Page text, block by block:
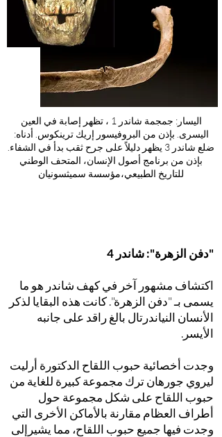
اليسار: جمجمة شاندر 1 ، تظهر إصابة في العين
اليسرى. بإذن من البروفيسور إريك ترينكوس. أدناه:
ضلع شاندر 3 يظهر دليلاً على جرح ثقب بدأ في الشفاء.
بإذن من برنامج أصول الإنسان، المتحف الوطني
للتاريخ الطبيعي،مؤسسة سميثسونيان
"دفن الزهرة": شاندر 4
اكتشاف مشهور آخر في كهف شاندر هو ما
يسمى بـ "دفن الزهرة". كانت هذه البقايا لذكر
الأنسان النياندرتال بالغ راقد على جانبه
الأيسر.
وجدت أخصائية حبوب اللقاح الدكتورة أرليت
ليروي جورهان ترك مجموعة كبيرة للغاية من
حبوب اللقاح على شكل مجموعة حول
أطراف العظام مقارنة بالأماكن الأخرى التي
وجدت فيها جميع حبوب اللقاح، مما يشيرإلى